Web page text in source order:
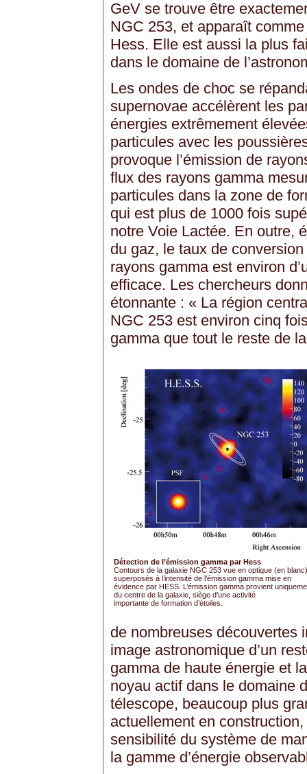
GeV se trouve être
NGC 253, et apparaît
Hess. Elle est aussi la plus
dans le domaine de
Les ondes de choc se
supernovae accélèrent les
énergies extrêmement
particules avec les
provoque l’émission de
flux des rayons gamma
particules dans la zone de
qui est plus de 1000 fois
notre Voie Lactée. En outre,
du gaz, le taux de
rayons gamma est environ
efficace. Les chercheurs
étonnante : « La région
NGC 253 est environ cinq
gamma que tout le reste de
Détection de l’émission gamma par Hess
Contours de la galaxie NGC 253 vue en optique (en blanc)
superposés à l’intensité de l’émission gamma mise en
évidence par HESS. L’émission gamma provient
du centre de la galaxie, siège d’une activité
importante de formation d’étoiles.
de nombreuses découvertes
image astronomique d’un
gamma de haute énergie et
noyau actif dans le domaine
télescope, beaucoup plus
actuellement en
sensibilité du système de
la gamme d’énergie